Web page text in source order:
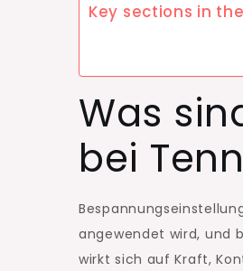
Key sections in
Was
bei
angewendet wird, und
wirkt sich auf Kraft,